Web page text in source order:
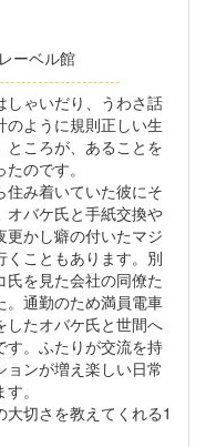
ーベル館
ゃいだり、うわさ話
のように規則正しい生
ころが、あることを
のです。
み着いていた彼にそ
オバケ氏と手紙交換や
かし癖の付いたマジ
くこともあります。別
氏を見た会社の同僚た
。通勤のため満員電車
したオバケ氏と世間へ
す。ふたりが交流を持
ンが増え楽しい日常
。
切さを教えてくれる1